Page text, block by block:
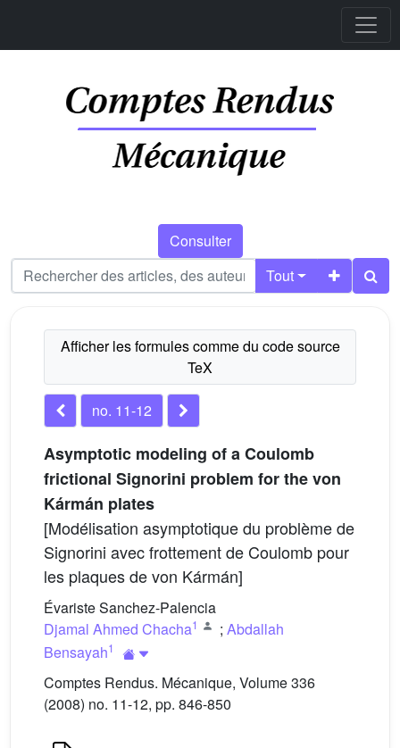
Consulter
Tout
no. 11-12
Asymptotic modeling of a Coulomb
frictional Signorini problem for the von
Kármán plates
[Modélisation asymptotique du problème de
Signorini avec frottement de Coulomb pour
les plaques de von Kármán]
Évariste Sanchez-Palencia
Djamal Ahmed Chacha1 ; Abdallah
Bensayah1
Comptes Rendus. Mécanique, Volume 336
(2008) no. 11-12, pp. 846-850